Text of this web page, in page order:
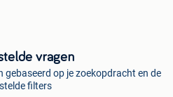
vragen
gebaseerd op je zoekopdracht en de
filters